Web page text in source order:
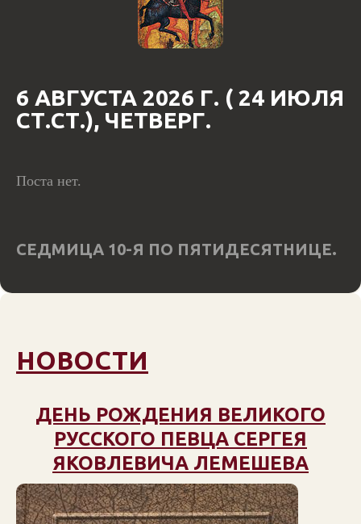
6 АВГУСТА 2026 Г. ( 24 ИЮЛЯ
СТ.СТ.), ЧЕТВЕРГ.
Поста нет.
СЕДМИЦА 10-Я ПО ПЯТИДЕСЯТНИЦЕ.
НОВОСТИ
ДЕНЬ РОЖДЕНИЯ ВЕЛИКОГО
РУССКОГО ПЕВЦА СЕРГЕЯ
ЯКОВЛЕВИЧА ЛЕМЕШЕВА